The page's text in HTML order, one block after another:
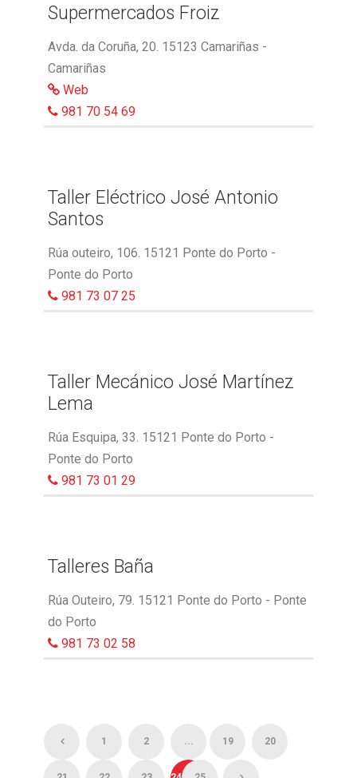
Supermercados Froiz
Avda. da Coruña, 20. 15123 Camariñas -
Camariñas
Web
981 70 54 69
Taller Eléctrico José Antonio
Santos
Rúa outeiro, 106. 15121 Ponte do Porto -
Ponte do Porto
981 73 07 25
Taller Mecánico José Martínez
Lema
Rúa Esquipa, 33. 15121 Ponte do Porto -
Ponte do Porto
981 73 01 29
Talleres Baña
Rúa Outeiro, 79. 15121 Ponte do Porto - Ponte
do Porto
981 73 02 58
1 2 ... 19 20